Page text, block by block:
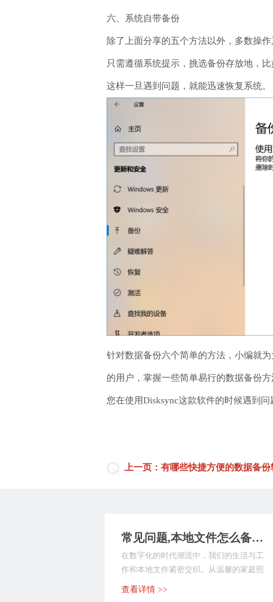
六、系统自带备份
除了上面分享的五个方法以外，多数操
只需遵循系统提示，挑选备份存放地，
这样一旦遇到问题，就能迅速恢复系统。
针对数据备份六个简单的方法，小编就
的用户，掌握一些简单易行的数据备份
您在使用Disksync这款软件的时候遇到
上一页：有哪些快捷方便的数据备
常见问题,本地文件怎么备份？以下是9种执行方法，备份文件不求人！
在数字化的时代潮流中，我们的生活与工
作和本地文件紧密交织。从温馨的家庭照
片、至关重要的工作...
查看详情 >>